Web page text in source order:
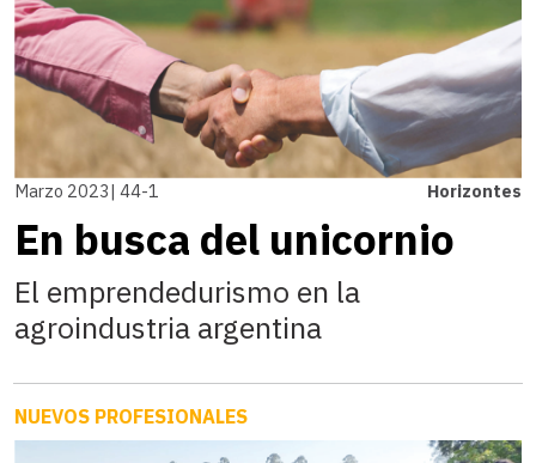
Marzo 2023| 44-1 Horizontes
En busca del unicornio
El emprendedurismo en la
agroindustria argentina
NUEVOS PROFESIONALES